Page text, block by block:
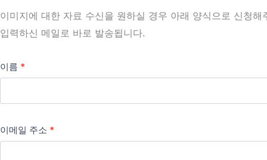
기
이미지에 대한 자료 수신을 원하실 경우 아래 양식으로 신청해
입력하신 메일로 바로 발송됩니다.
이름 *
이메일 주소 *